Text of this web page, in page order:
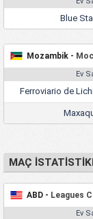
Blue
Mozambik -
Ev
Ferroviario de
MAÇ
ABD - Leagues
Ev